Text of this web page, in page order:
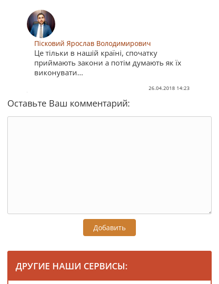
Пісковий Ярослав Володимирович
Це тільки в нашій країні, спочатку
приймають закони а потім думають як їх
виконувати...
26.04.2018 14:23
Оставьте Ваш комментарий:
Добавить
ДРУГИЕ НАШИ СЕРВИСЫ: